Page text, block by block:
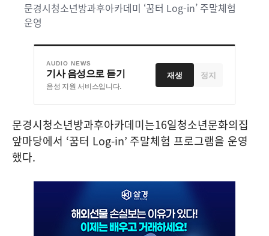
문경시청소년방과후아카데미 ‘꿈터 Log-in’ 주말체험
운영
AUDIO NEWS
기사 음성으로 듣기
음성 지원 서비스입니다.
재생 정지
문경시청소년방과후아카데미는16일청소년문화의집
앞마당에서 ‘꿈터 Log-in’ 주말체험 프로그램을 운영
했다.